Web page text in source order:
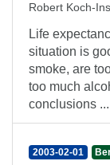
Robert Koch-
Life
situation is
smoke, are
too much
conclusions ...
2003-02-01